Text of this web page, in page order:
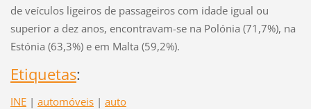
de veículos ligeiros de passageiros com idade igual ou
superior a dez anos, encontravam-se na Polónia (71,7%), na
Estónia (63,3%) e em Malta (59,2%).
Etiquetas:
INE | automóveis | auto